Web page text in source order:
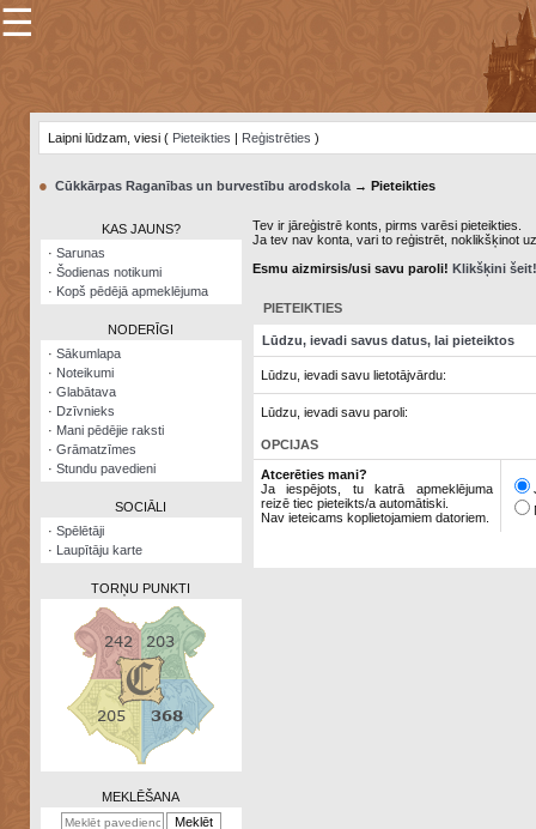
×
Šodienas
notikumi
Visatcera
almanahs
Arhīvs
Zināšanu
☰
Laipni lūdzam, viesi ( Pieteikties | Reģistrēties )
● Cūkkārpas Raganības un burvestību arodskola→ Pieteikties
KAS JAUNS?
· Sarunas
· Šodienas notikumi
· Kopš pēdējā apmeklējuma
NODERĪGI
· Sākumlapa
· Noteikumi
· Glabātava
· Dzīvnieks
· Mani pēdējie raksti
· Grāmatzīmes
· Stundu pavedieni
SOCIĀLI
· Spēlētāji
· Laupītāju karte
TORŅU PUNKTI
MEKLĒŠANA
Tev ir jāreģistrē konts, pirms varēsi pieteikties.
Ja tev nav konta, vari to reģistrēt, noklikšķinot
Esmu aizmirsis/usi savu paroli! Klikšķini šeit!
PIETEIKTIES
Lūdzu, ievadi savus datus, lai pieteiktos
Lūdzu, ievadi savu lietotājvārdu:
Lūdzu, ievadi savu paroli:
OPCIJAS
Atcerēties mani?
Ja iespējots, tu katrā apmeklējuma
reizē tiec pieteikts/a automātiski.
Nav ieteicams koplietojamiem datoriem.